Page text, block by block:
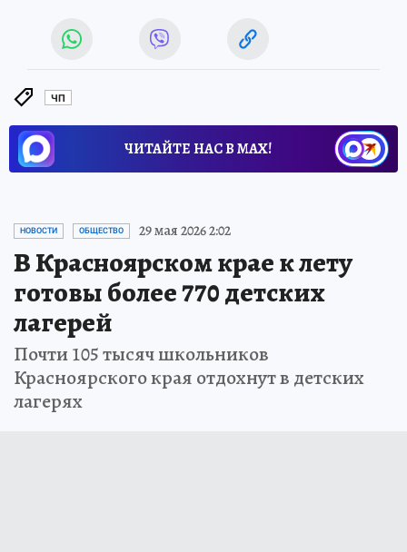
ЧП
ЧИТАЙТЕ НАС В МАХ!
НОВОСТИ ОБЩЕСТВО 29 мая 2026 2:02
В Красноярском крае к лету
готовы более 770 детских
лагерей
Почти 105 тысяч школьников
Красноярского края отдохнут в детских
лагерях